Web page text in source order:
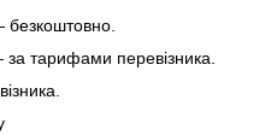
тарифами перевізника.